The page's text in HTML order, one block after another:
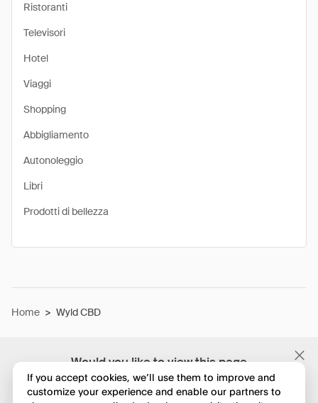
Would you like to view this page
in English?
Ristoranti
Televisori
Hotel
Viaggi
Shopping
Abbigliamento
Autonoleggio
Libri
Prodotti di bellezza
Home > Wyld CBD
If you accept cookies, we’ll use them to improve and
customize your experience and enable our partners to